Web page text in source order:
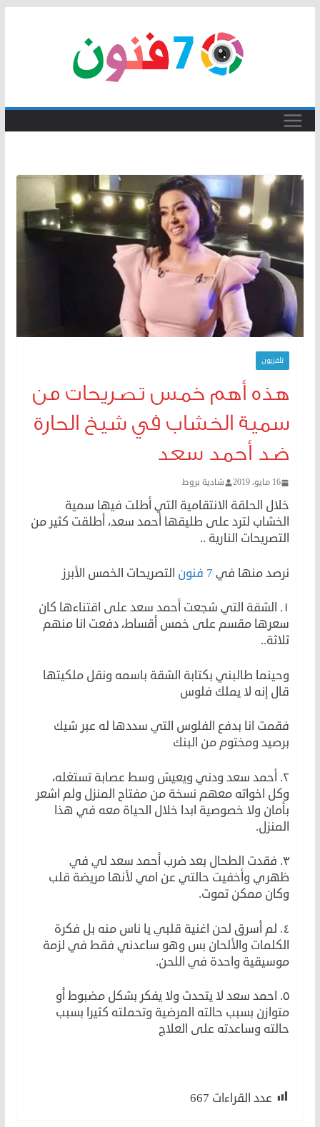
تلفزيون
هذه أهم خمس تصريحات من
سمية الخشاب في شيخ الحارة
ضد أحمد سعد
16 مايو، 2019 شادية بروط
خلال الحلقة الانتقامية التي أطلت فيها سمية
الخشاب لترد على طليقها أحمد سعد، أطلقت كثير من
التصريحات النارية ..
نرصد منها في 7 فنون
التصريحات الخمس الأبرز
١. الشقة التي شجعت أحمد سعد على اقتناءها كان
سعرها مقسم على خمس أقساط، دفعت انا منهم
ثلاثة..
وحينما طالبني بكتابة الشقة باسمه ونقل ملكيتها
قال إنه لا يملك فلوس
فقمت انا بدفع الفلوس التي سددها له عبر شيك
برصيد ومختوم من البنك
٢. أحمد سعد ودني ويعيش وسط عصابة تستغله،
وكل اخواته معهم نسخة من مفتاح المنزل ولم اشعر
بأمان ولا خصوصية ابدا خلال الحياة معه في هذا
المنزل.
٣. فقدت الطحال بعد ضرب أحمد سعد لي في
ظهري وأخفيت حالتي عن امي لأنها مريضة قلب
وكان ممكن تموت.
٤. لم أسرق لحن اغنية قلبي يا ناس منه بل فكرة
الكلمات والألحان بس وهو ساعدني فقط في لزمة
موسيقية واحدة في اللحن.
٥. احمد سعد لا يتحدث ولا يفكر بشكل مضبوط أو
متوازن بسبب حالته المرضية وتحملته كثيرا بسبب
حالته وساعدته على العلاج
عدد القراءات 667